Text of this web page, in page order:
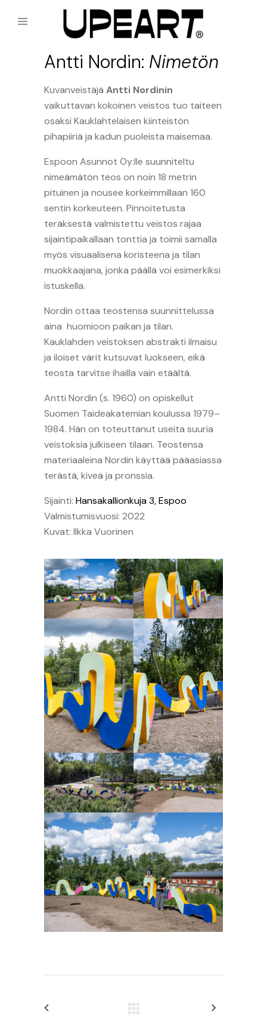
Antti Nordin: Nimetön
Kuvanveistäjä Antti Nordinin
vaikuttavan kokoinen veistos tuo taiteen
osaksi Kauklahtelaisen kiinteistön
pihapiiriä ja kadun puoleista maisemaa.
Espoon Asunnot Oy:lle suunniteltu
nimeämätön teos on noin 18 metrin
pituinen ja nousee korkeimmillaan 160
sentin korkeuteen. Pinnoitetusta
teräksestä valmistettu veistos rajaa
sijaintipaikallaan tonttia ja toimii samalla
myös visuaalisena koristeena ja tilan
muokkaajana, jonka päällä voi esimerkiksi
istuskella.
Nordin ottaa teostensa suunnittelussa
aina huomioon paikan ja tilan.
Kauklahden veistoksen abstrakti ilmaisu
ja iloiset värit kutsuvat luokseen, eikä
teosta tarvitse ihailla vain etäältä.
Antti Nordin (s. 1960) on opiskellut
Suomen Taideakatemian koulussa 1979–
1984. Hän on toteuttanut useita suuria
veistoksia julkiseen tilaan. Teostensa
materiaaleina Nordin käyttää pääasiassa
terästä, kiveä ja pronssia.
Sijainti: Hansakallionkuja 3, Espoo
Valmistumisvuosi: 2022
Kuvat: Ilkka Vuorinen